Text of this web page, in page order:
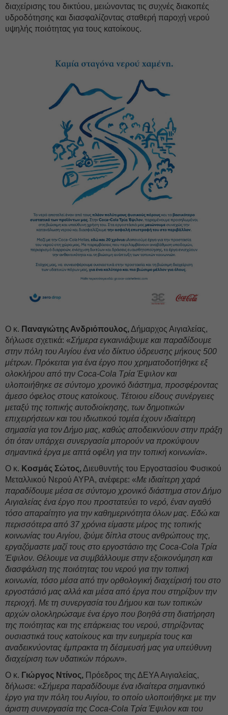
διαχείρισης του δικτύου, μειώνοντας τις συχνές διακοπές
υδροδότησης και διασφαλίζοντας σταθερή παροχή νερού
υψηλής ποιότητας για τους κατοίκους.
Ο κ. Παναγιώτης Ανδριόπουλος,Δήμαρχος Αιγιαλείας,
δήλωσε σχετικά: «Σήμερα εγκαινιάζουμε και παραδίδουμε
στην πόλη του Αιγίου ένα νέο δίκτυο ύδρευσης μήκους 500
μέτρων. Πρόκειται για ένα έργο που χρηματοδοτήθηκε εξ
ολοκλήρου από την Coca-Cola Τρία Έψιλον και
υλοποιήθηκε σε σύντομο χρονικό διάστημα, προσφέροντας
άμεσο όφελος στους κατοίκους. Τέτοιου είδους συνέργειες
μεταξύ της τοπικής αυτοδιοίκησης, των δημοτικών
επιχειρήσεων και του ιδιωτικού τομέα έχουν ιδιαίτερη
σημασία για τον Δήμο μας, καθώς αποδεικνύουν στην πράξη
ότι όταν υπάρχει συνεργασία μπορούν να προκύψουν
σημαντικά έργα με απτά οφέλη για την τοπική κοινωνία».
O κ. Κοσμάς Σώτος,Διευθυντής του Εργοστασίου Φυσικού
Μεταλλικού Νερού ΑΥΡΑ, ανέφερε: «Με ιδιαίτερη χαρά
παραδίδουμε μέσα σε σύντομο χρονικό διάστημα στον Δήμο
Αιγιαλείας ένα έργο που προστατεύει το νερό, έναν αγαθό
τόσο απαραίτητο για την καθημερινότητα όλων μας. Εδώ και
περισσότερα από 37 χρόνια είμαστε μέρος της τοπικής
κοινωνίας του Αιγίου, ζούμε δίπλα στους ανθρώπους της,
εργαζόμαστε μαζί τους στο εργοστάσιο της Coca-Cola Τρία
Έψιλον. Θέλουμε να συμβάλλουμε στην εξοικονόμηση και
διασφάλιση της ποιότητας του νερού για την τοπική
κοινωνία, τόσο μέσα από την ορθολογική διαχείρισή του στο
εργοστάσιό μας αλλά και μέσα από έργα που στηρίζουν την
περιοχή. Με τη συνεργασία του Δήμου και των τοπικών
αρχών ολοκληρώσαμε ένα έργο που βοηθά στη διατήρηση
της ποιότητας και της επάρκειας του νερού, στηρίζοντας
ουσιαστικά τους κατοίκους και την ευημερία τους και
αναδεικνύοντας έμπρακτα τη δέσμευσή μας για υπεύθυνη
διαχείριση των υδατικών πόρων».
Ο κ. Γιώργος Ντίνος, Πρόεδρος της ΔΕΥΑ Αιγιαλείας,
δήλωσε: «Σήμερα παραδίδουμε ένα ιδιαίτερα σημαντικό
έργο για την πόλη του Αιγίου, το οποίο υλοποιήθηκε με την
άριστη συνεργασία της Coca‑Cola Τρία Έψιλον και του